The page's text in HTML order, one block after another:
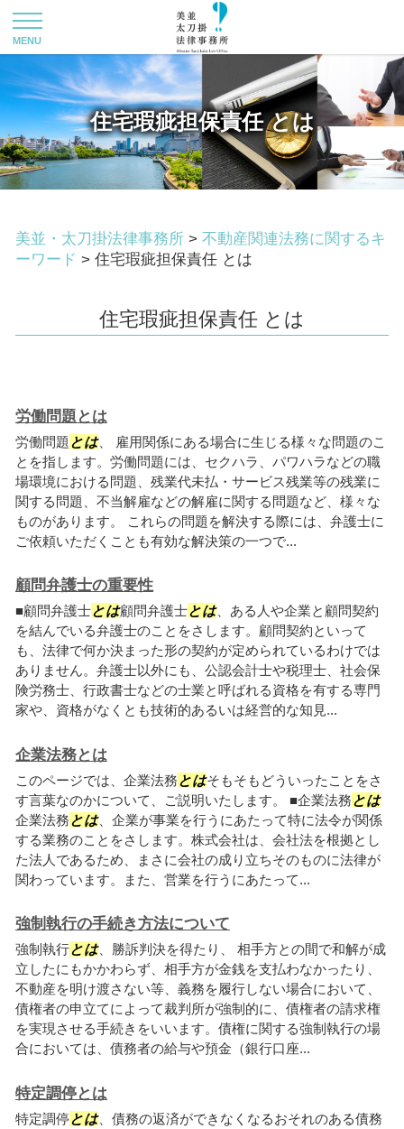
住宅瑕疵担保責任 とは
美並・太刀掛法律事務所 > 不動産関連法務に関するキ
ーワード > 住宅瑕疵担保責任 とは
住宅瑕疵担保責任 とは
労働問題とは
労働問題 とは、 雇用関係にある場合に生じる様々な問題のこ
とを指します。労働問題には、セクハラ、パワハラなどの職
場環境における問題、残業代未払・サービス残業等の残業に
関する問題、不当解雇などの解雇に関する問題など、様々な
ものがあります。 これらの問題を解決する際には、弁護士に
ご依頼いただくことも有効な解決策の一つで...
顧問弁護士の重要性
■顧問弁護士とは顧問弁護士とは、ある人や企業と顧問契約
を結んでいる弁護士のことをさします。顧問契約といって
も、法律で何か決まった形の契約が定められているわけでは
ありません。弁護士以外にも、公認会計士や税理士、社会保
険労務士、行政書士などの士業と呼ばれる資格を有する専門
家や、資格がなくとも技術的あるいは経営的な知見...
企業法務とは
このページでは、企業法務 とはそもそもどういったことをさ
す言葉なのかについて、ご説明いたします。 ■企業法務 とは
企業法務 とは、企業が事業を行うにあたって特に法令が関係
する業務のことをさします。株式会社は、会社法を根拠とし
た法人であるため、まさに会社の成り立ちそのものに法律が
関わっています。また、営業を行うにあたって...
強制執行の手続き方法について
強制執行とは、勝訴判決を得たり、 相手方との間で和解が成
立したにもかかわらず、相手方が金銭を支払わなかったり、
不動産を明け渡さない等、義務を履行しない場合において、
債権者の申立てによって裁判所が強制的に、債権者の請求権
を実現させる手続きをいいます。債権に関する強制執行の場
合においては、債務者の給与や預金（銀行口座...
特定調停とは
特定調停とは、債務の返済ができなくなるおそれのある債務